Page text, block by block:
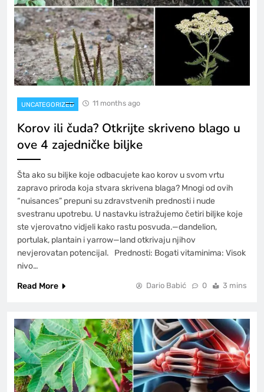
UNCATEGORIZED 11 months ago
Korov ili čuda? Otkrijte skriveno blago u
ove 4 zajedničke biljke
Šta ako su biljke koje odbacujete kao korov u svom vrtu
zapravo priroda koja stvara skrivena blaga? Mnogi od ovih
“nuisances” prepuni su zdravstvenih prednosti i nude
svestranu upotrebu. U nastavku istražujemo četiri biljke koje
ste vjerovatno vidjeli kako rastu posvuda.—dandelion,
portulak, plantain i yarrow—land otkrivaju njihov
nevjerovatan potencijal. Prednosti: Bogati vitaminima: Visok
nivo…
Read More
Dario Babić 0 3 mins